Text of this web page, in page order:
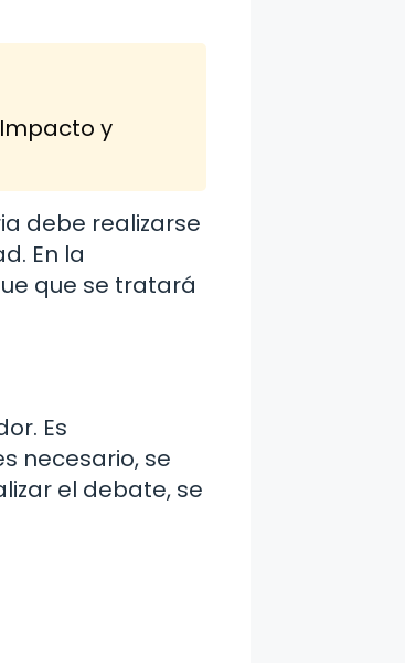
y
debe realizarse
En la
que se tratará
Es
necesario, se
el debate, se